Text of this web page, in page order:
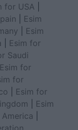
for USA
Esim
Esim
Esim for
Saudi
Esim for
for
Esim for
Esim